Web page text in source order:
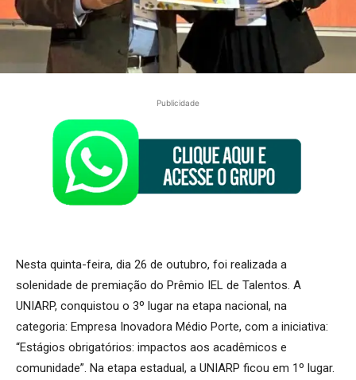
Publicidade
Nesta quinta-feira, dia 26 de outubro, foi realizada a
solenidade de premiação do Prêmio IEL de Talentos. A
UNIARP, conquistou o 3º lugar na etapa nacional, na
categoria: Empresa Inovadora Médio Porte, com a iniciativa:
“Estágios obrigatórios: impactos aos acadêmicos e
comunidade”. Na etapa estadual, a UNIARP ficou em 1º lugar.